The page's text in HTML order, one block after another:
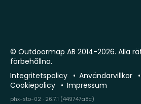
© Outdoormap AB 2014-2026. Alla
förbehållna.
Integritetspolicy
Användarvillkor
Cookiepolicy
Impressum
phx-sto-02 · 26.7.1 (449747a8c)